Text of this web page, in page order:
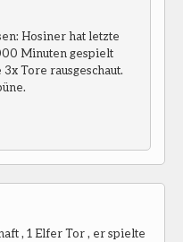
Hosiner hat letzte
Minuten gespielt
Tore rausgeschaut.
, 1 Elfer Tor , er spielte